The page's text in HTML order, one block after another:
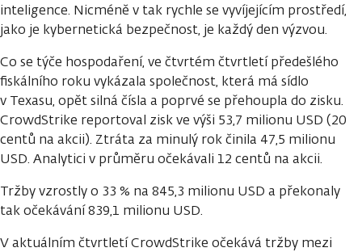
inteligence. Nicméně v tak rychle se vyvíjejícím prostředí,
jako je kybernetická bezpečnost, je každý den výzvou.
Co se týče hospodaření, ve čtvrtém čtvrtletí předešlého
fiskálního roku vykázala společnost, která má sídlo
v Texasu, opět silná čísla a poprvé se přehoupla do zisku.
CrowdStrike reportoval zisk ve výši 53,7 milionu USD (20
centů na akcii). Ztráta za minulý rok činila 47,5 milionu
USD. Analytici v průměru očekávali 12 centů na akcii.
Tržby vzrostly o 33 % na 845,3 milionu USD a překonaly
tak očekávání 839,1 milionu USD.
V aktuálním čtvrtletí CrowdStrike očekává tržby mezi